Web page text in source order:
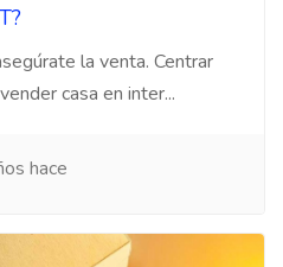
la venta. Centrar
casa en inter...
hace